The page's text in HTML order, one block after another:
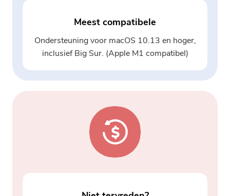
Meest compatibele
Ondersteuning voor macOS 10.13 en hoger,
inclusief Big Sur. (Apple M1 compatibel)